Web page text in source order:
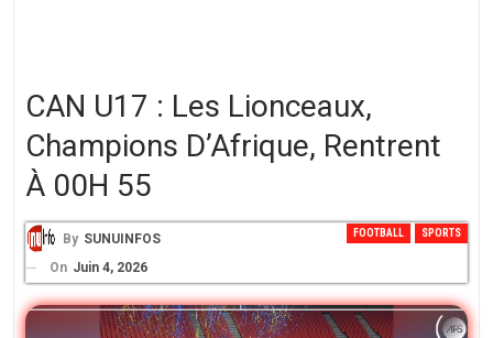
CAN U17 : Les Lionceaux,
Champions D’Afrique, Rentrent
À 00H 55
FOOTBALL SPORTS
By SUNUINFOS
On Juin 4, 2026